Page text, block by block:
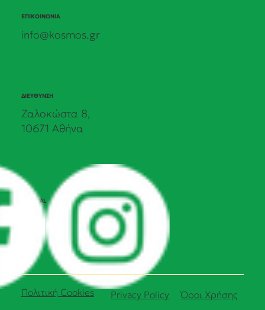
ΕΠΙΚΟΙΝΩΝΙΑ
info@kosmos.gr
ΔΙΕΥΘΥΝΣΗ
Ζαλοκώστα 8,
10671 Αθήνα
SOCIAL
Πολιτική Cookies Όροι Χρήσης
Privacy Policy